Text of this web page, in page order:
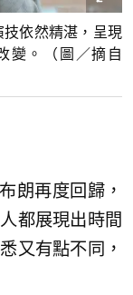
依然精湛，呈現
變。（圖／摘自
朗再度回歸，
都展現出時間
又有點不同，